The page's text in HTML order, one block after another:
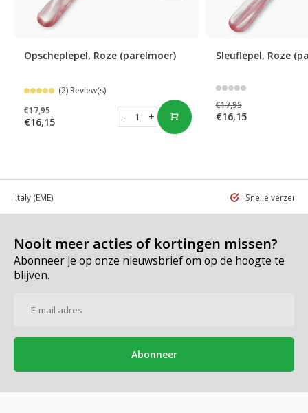
Opscheplepel, Roze (parelmoer)
(2) Review(s)
€17,95
€16,15 +
-
Sleuflepel, Roze
€17,95
€16,15
in Italy (EME) Snelle
Nooit meer acties of kortingen missen?
Abonneer je op onze nieuwsbrief om op de hoogte te
blijven.
Abonneer